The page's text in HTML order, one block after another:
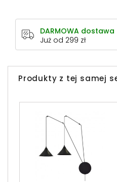
DARMOWA dostawa
Już od 299 zł
Produkty z tej samej